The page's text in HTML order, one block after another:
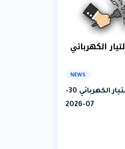
NEWS
إعلان قطع التيار الكهربائي 30-
07-2026